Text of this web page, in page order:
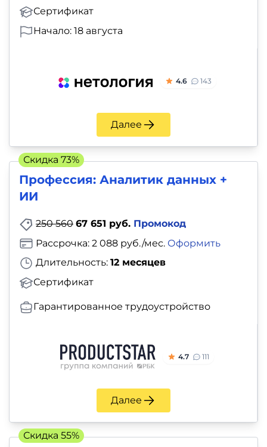
Сертификат
Начало: 18 августа
4.6 143
Далее
Профессия: Аналитик данных +
ИИ
250 560 67 651 руб. Промокод
Длительность: 12 месяцев
Сертификат
Рассрочка: 2 088 руб./мес. Оформить
Гарантированное трудоустройство
4.7 111
Далее
Скидка 73%
Скидка 55%